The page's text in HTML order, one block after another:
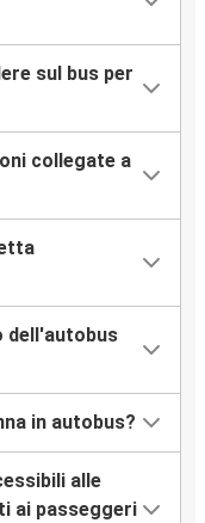
sul bus per
collegate a
dell'autobus
in autobus?
alle
ai passeggeri